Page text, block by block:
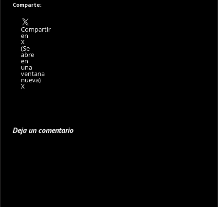
Comparte:
Compartir
en
X
(Se
abre
en
una
ventana
nueva)
X
Deja un comentario